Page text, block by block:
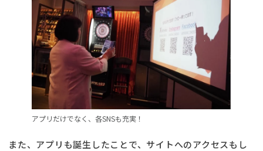
アプリだけでなく、各SNSも充実！
また、アプリも誕生したことで、サイトへのアクセスもし